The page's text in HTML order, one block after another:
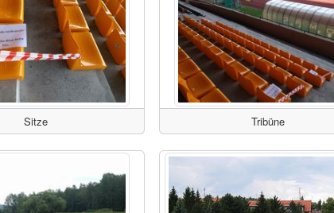
Sitze Tribüne